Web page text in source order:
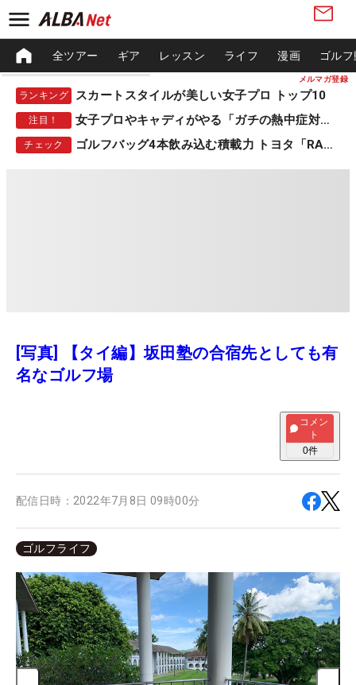
メルマガ登録
全ツアー ギア レッスン ライフ 漫画 ゴル
ランキング スカートスタイルが美しい女子プロ トップ10
注目！ 女子プロやキャディがやる「ガチの熱中症対策」
チェック ゴルフバッグ4本飲み込む積載力 トヨタ「RAV4」
[写真] 【タイ編】坂田塾の合宿先としても有
名なゴルフ場
コメン
ト
0件
配信日時： 2022年7月8日 09時00分
ゴルフライフ